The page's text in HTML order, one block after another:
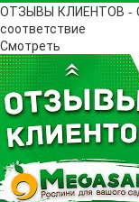
ОТЗЫВЫ КЛИЕНТОВ -
соответствие
Смотреть